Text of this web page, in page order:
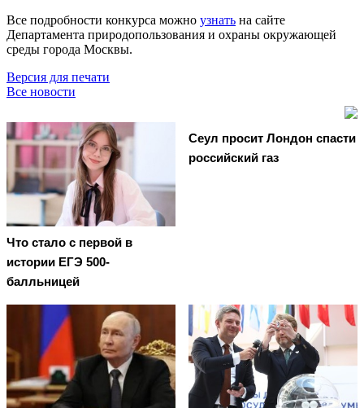
Все подробности конкурса можно узнать на сайте
Департамента природопользования и охраны окружающей
среды города Москвы.
Версия для печати
Все новости
Что стало с первой в
истории ЕГЭ 500-
балльницей
Сеул просит Лондон спасти
российский газ